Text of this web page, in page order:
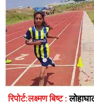
रिपोर्ट:लक्ष्मण बिष्ट :